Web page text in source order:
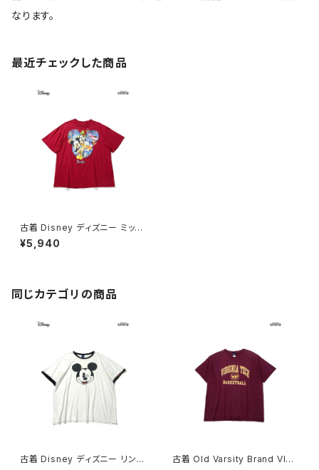
なります。
最近チェックした商品
古着 Disney ディズニー ミッキ
ーマウス プリント キャラクター
カットソー 半袖 Ｔシャツ 赤 (ttu
¥5,940
同じカテゴリの商品
古着 Disney ディズニー リンガ
古着 Old Varsity Brand VIRG